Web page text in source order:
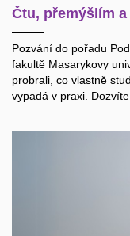
Čtu, přemýšlím
Pozvání do pořadu
fakultě Masarykovy
probrali, co vlastně
vypadá v praxi. Dozvíte